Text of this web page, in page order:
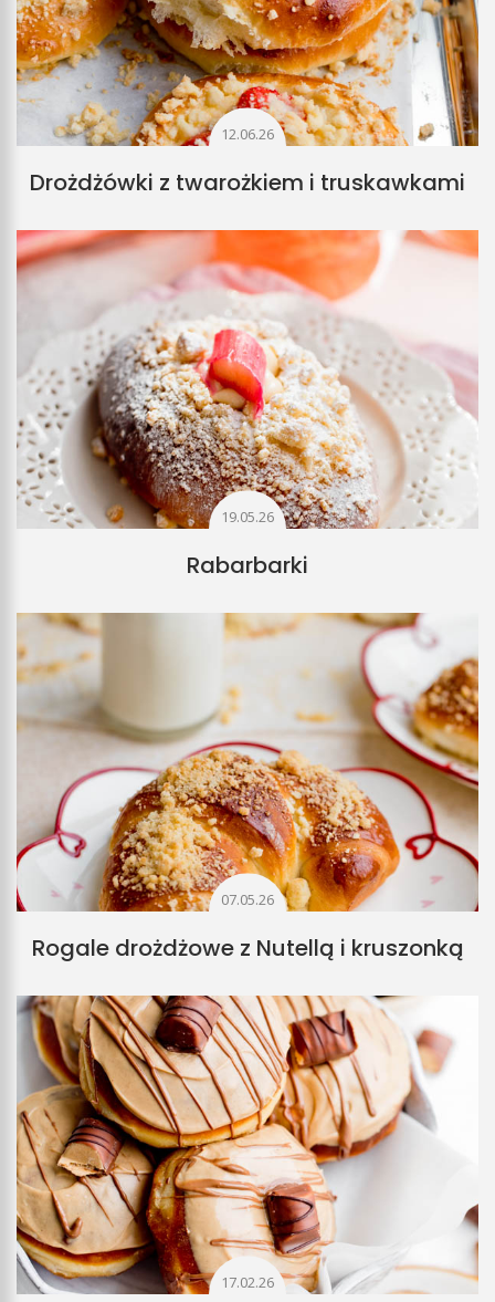
12.06.26
Drożdżówki z twarożkiem i truskawkami
19.05.26
Rabarbarki
07.05.26
Rogale drożdżowe z Nutellą i kruszonką
17.02.26